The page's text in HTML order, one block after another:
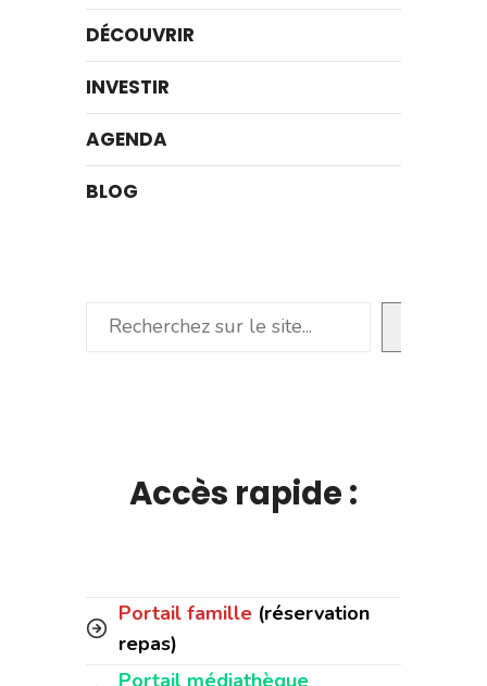
DÉCOUVRIR
INVESTIR
AGENDA
BLOG
Rechercher
Accès rapide :
Portail famille (réservation
repas)
Portail médiathèque